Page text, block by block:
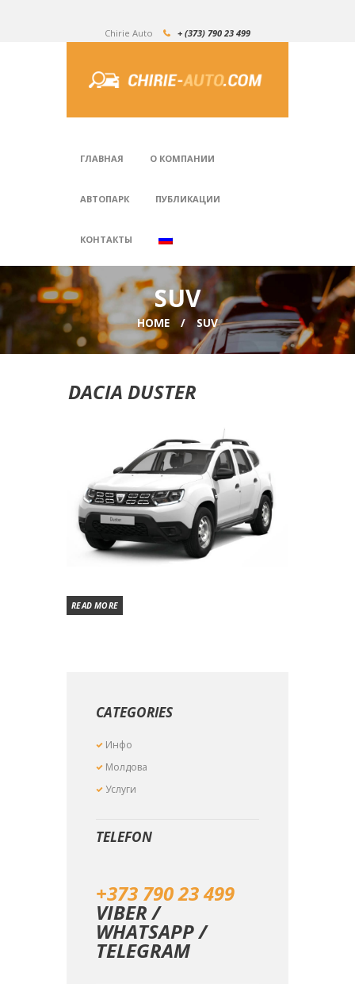
Chirie Auto + (373) 790 23 499
ГЛАВНАЯ О КОМПАНИИ
АВТОПАРК ПУБЛИКАЦИИ
КОНТАКТЫ
SUV
HOME SUV
DACIA DUSTER
READ MORE
CATEGORIES
Инфо
Молдова
Услуги
TELEFON
+373 790 23 499
VIBER /
WHATSAPP /
TELEGRAM